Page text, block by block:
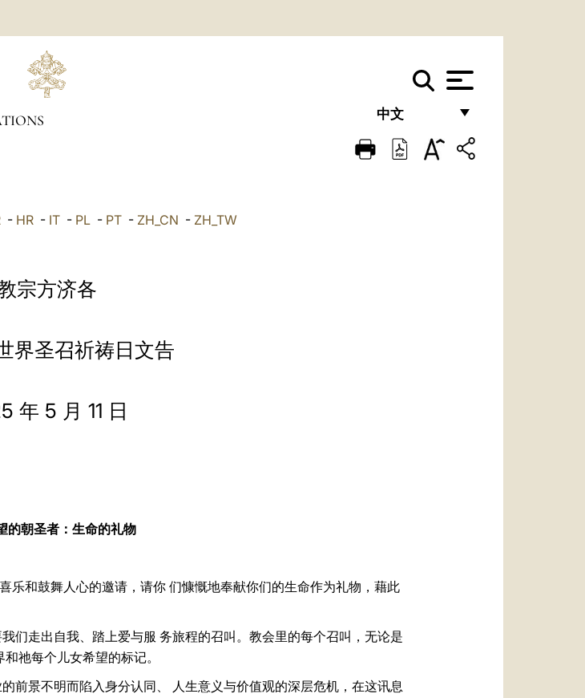
中文
FRANÇAIS
- HR- IT- PL- PT- ZH_CN - ZH_TW
宗方济各
界圣召祈祷日文告
年 5 月 11 日
的朝圣者：生命的礼物
乐和鼓舞人心的邀请，请你 们慷慨地奉献你们的生命作为礼物，藉此
们走出自我、踏上爱与服 务旅程的召叫。教会里的每个召叫，无论是
祂每个儿女希望的标记。
前景不明而陷入身分认同、 人生意义与价值观的深层危机，在这讯息